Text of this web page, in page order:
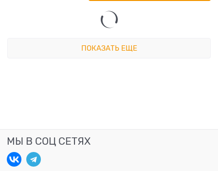
ПОКАЗАТЬ ЕЩЕ
МЫ В СОЦ СЕТЯХ